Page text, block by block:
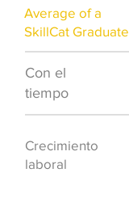
Average of a
SkillCat Graduate
Con el
tiempo
Crecimiento
laboral